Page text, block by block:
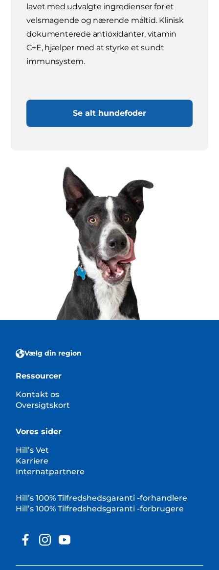
lavet med udvalgte ingredienser for et
velsmagende og nærende måltid. Klinisk
dokumenterede antioxidanter, vitamin
C+E, hjælper med at styrke et sundt
immunsystem.
Se alt hundefoder
Vælg din region
Ressourcer
Kontakt os
Oversigtskort
Vores sider
Hill’s Vet
Karriere
Internatpartnere
Hill’s 100% Tilfredshedsgaranti -forhandlere
Hill’s 100% Tilfredshedsgaranti -forbrugere